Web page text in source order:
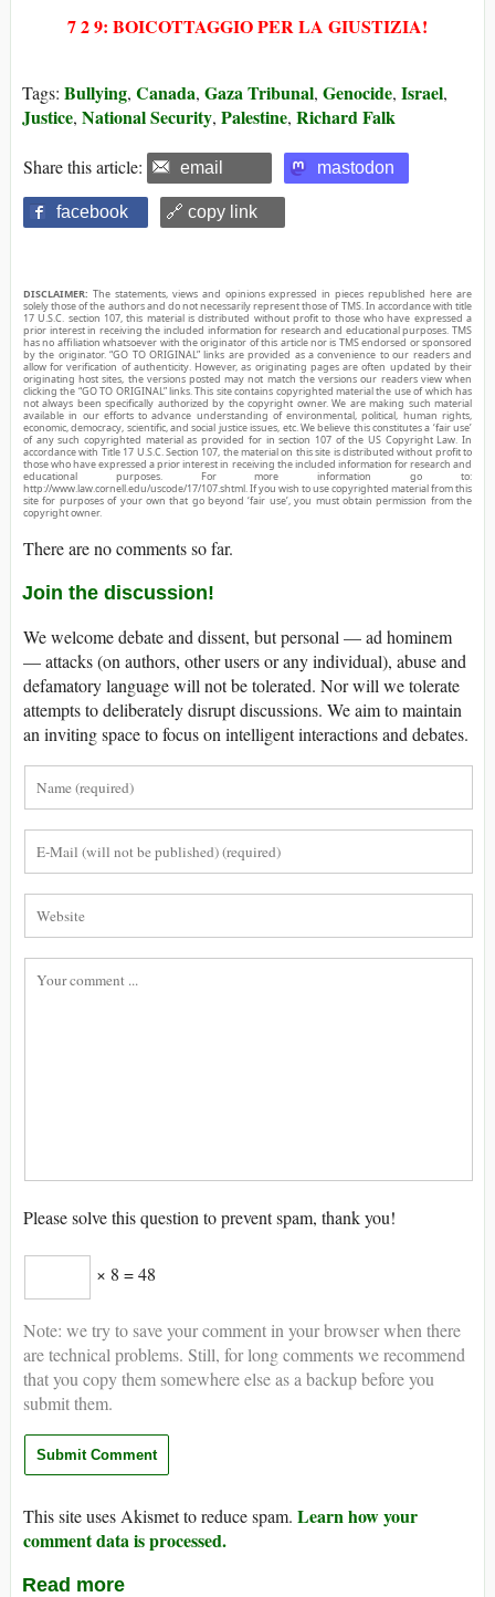
7 2 9: BOICOTTAGGIO PER LA GIUSTIZIA!
Tags: Bullying, Canada, Gaza Tribunal, Genocide, Israel,
Justice, National Security, Palestine, Richard Falk
Share this article: email mastodon
facebook 🔗 copy link
DISCLAIMER: The statements, views and opinions expressed in pieces republished here are
solely those of the authors and do not necessarily represent those of TMS. In accordance with title
17 U.S.C. section 107, this material is distributed without profit to those who have expressed a
prior interest in receiving the included information for research and educational purposes. TMS
has no affiliation whatsoever with the originator of this article nor is TMS endorsed or sponsored
by the originator. “GO TO ORIGINAL” links are provided as a convenience to our readers and
allow for verification of authenticity. However, as originating pages are often updated by their
originating host sites, the versions posted may not match the versions our readers view when
clicking the “GO TO ORIGINAL” links. This site contains copyrighted material the use of which has
not always been specifically authorized by the copyright owner. We are making such material
available in our efforts to advance understanding of environmental, political, human rights,
economic, democracy, scientific, and social justice issues, etc. We believe this constitutes a ‘fair use’
of any such copyrighted material as provided for in section 107 of the US Copyright Law. In
accordance with Title 17 U.S.C. Section 107, the material on this site is distributed without profit to
those who have expressed a prior interest in receiving the included information for research and
educational purposes. For more information go to:
http://www.law.cornell.edu/uscode/17/107.shtml. If you wish to use copyrighted material from this
site for purposes of your own that go beyond ‘fair use’, you must obtain permission from the
copyright owner.
There are no comments so far.
Join the discussion!
We welcome debate and dissent, but personal — ad hominem
— attacks (on authors, other users or any individual), abuse and
defamatory language will not be tolerated. Nor will we tolerate
attempts to deliberately disrupt discussions. We aim to maintain
an inviting space to focus on intelligent interactions and debates.
Please solve this question to prevent spam, thank you!
× 8 = 48
Note: we try to save your comment in your browser when there
are technical problems. Still, for long comments we recommend
that you copy them somewhere else as a backup before you
submit them.
This site uses Akismet to reduce spam. Learn how your
comment data is processed.
Read more